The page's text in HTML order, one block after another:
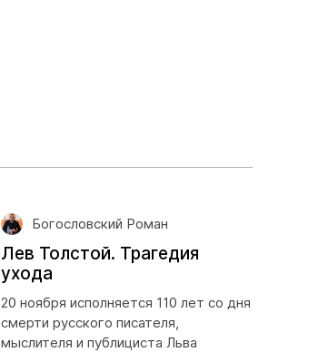
Богословский Роман
Лев Толстой. Трагедия
ухода
20 ноября исполняется 110 лет со дня
смерти русского писателя,
мыслителя и публициста Льва